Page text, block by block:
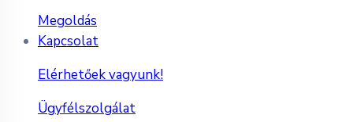
Megoldás
Kapcsolat
Elérhetőek vagyunk!
Ügyfélszolgálat